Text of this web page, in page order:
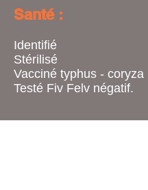
Santé :
Identifié
Stérilisé
Vacciné typhus - coryza
Testé Fiv Felv négatif.